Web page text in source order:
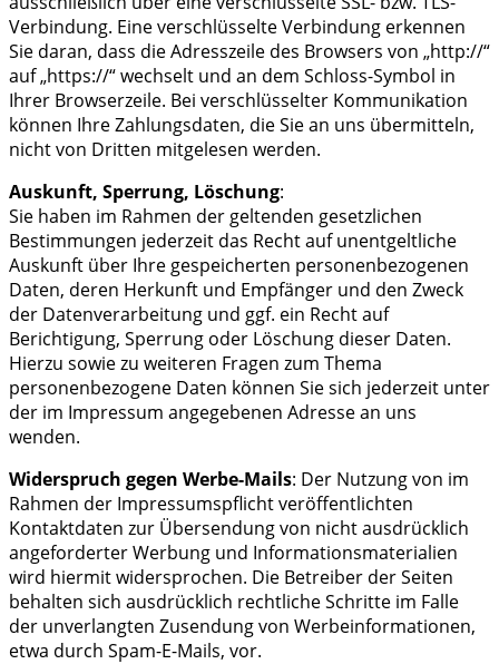
Verbindung. Eine verschlüsselte Verbindung erkennen
Sie daran, dass die Adresszeile des Browsers von „http://“
auf „https://“ wechselt und an dem Schloss-Symbol in
Ihrer Browserzeile. Bei verschlüsselter Kommunikation
können Ihre Zahlungsdaten, die Sie an uns übermitteln,
nicht von Dritten mitgelesen werden.
Auskunft, Sperrung, Löschung:
Sie haben im Rahmen der geltenden gesetzlichen
Bestimmungen jederzeit das Recht auf unentgeltliche
Auskunft über Ihre gespeicherten personenbezogenen
Daten, deren Herkunft und Empfänger und den Zweck
der Datenverarbeitung und ggf. ein Recht auf
Berichtigung, Sperrung oder Löschung dieser Daten.
Hierzu sowie zu weiteren Fragen zum Thema
personenbezogene Daten können Sie sich jederzeit unter
der im Impressum angegebenen Adresse an uns
wenden.
Widerspruch gegen Werbe-Mails: Der Nutzung von im
Rahmen der Impressumspflicht veröffentlichten
Kontaktdaten zur Übersendung von nicht ausdrücklich
angeforderter Werbung und Informationsmaterialien
wird hiermit widersprochen. Die Betreiber der Seiten
behalten sich ausdrücklich rechtliche Schritte im Falle
der unverlangten Zusendung von Werbeinformationen,
etwa durch Spam-E-Mails, vor.